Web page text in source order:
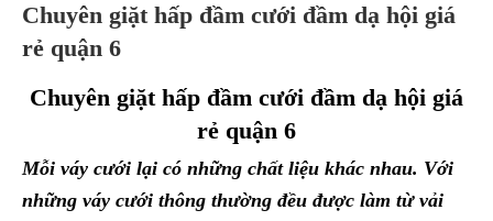
Chuyên giặt hấp đầm cưới đầm dạ hội giá
rẻ quận 6
Chuyên giặt hấp đầm cưới đầm dạ hội giá
rẻ quận 6
Mỗi váy cưới lại có những chất liệu khác nhau. Với
những váy cưới thông thường đều được làm từ vải